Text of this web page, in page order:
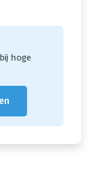
hoge